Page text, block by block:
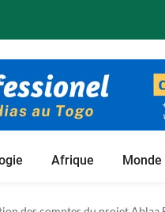
Afrique Monde